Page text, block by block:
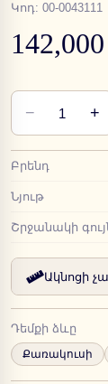
Կոդ: 00-0043111
− 1 +
Բրենդ
Նյութ
Շրջանակի
Ակնոցի
Դեմքի ձևը
Քառակուսի